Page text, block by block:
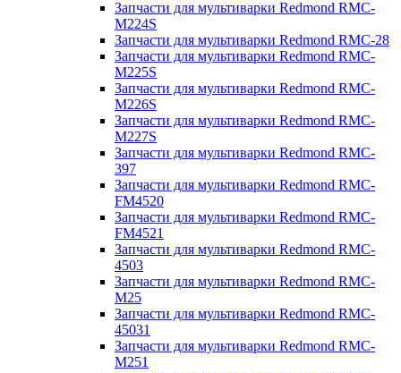
Запчасти для мультиварки Redmond RMC-
M224S
Запчасти для мультиварки Redmond RMC-28
Запчасти для мультиварки Redmond RMC-
M225S
Запчасти для мультиварки Redmond RMC-
M226S
Запчасти для мультиварки Redmond RMC-
M227S
Запчасти для мультиварки Redmond RMC-
397
Запчасти для мультиварки Redmond RMC-
FM4520
Запчасти для мультиварки Redmond RMC-
FM4521
Запчасти для мультиварки Redmond RMC-
4503
Запчасти для мультиварки Redmond RMC-
M25
Запчасти для мультиварки Redmond RMC-
45031
Запчасти для мультиварки Redmond RMC-
M251